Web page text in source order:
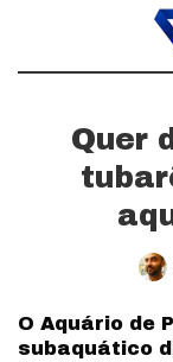
Quer
O Aquário de
subaquático